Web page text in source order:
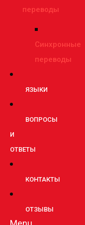
переводы
Синхронные
переводы
ЯЗЫКИ
ВОПРОСЫ
И
ОТВЕТЫ
КОНТАКТЫ
ОТЗЫВЫ